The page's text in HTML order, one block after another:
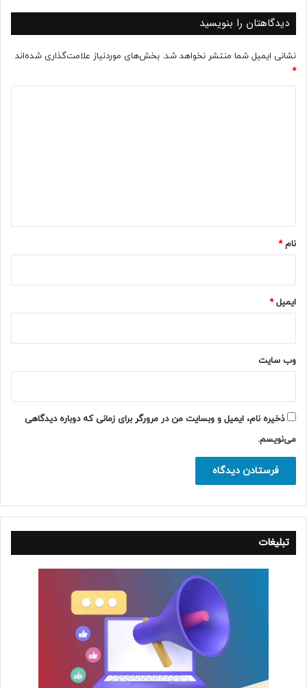
دیدگاهتان را بنویسید
نشانی ایمیل شما منتشر نخواهد شد. بخش‌های موردنیاز علامت‌گذاری شده‌اند
*
نام*
ایمیل*
وب‌ سایت
ذخیره نام، ایمیل و وبسایت من در مرورگر برای زمانی که دوباره دیدگاهی
می‌نویسم.
تبلیغات